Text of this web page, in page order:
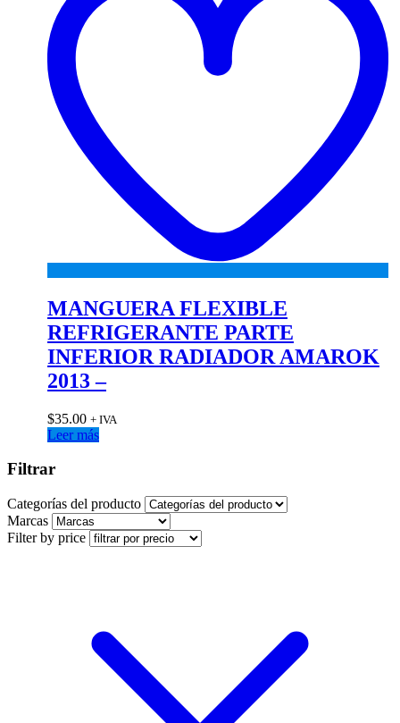
MANGUERA FLEXIBLE
REFRIGERANTE PARTE
INFERIOR RADIADOR AMAROK
2013 –
$35.00 + IVA
Leer más
Filtrar
Categorías del producto
Marcas
Filter by price